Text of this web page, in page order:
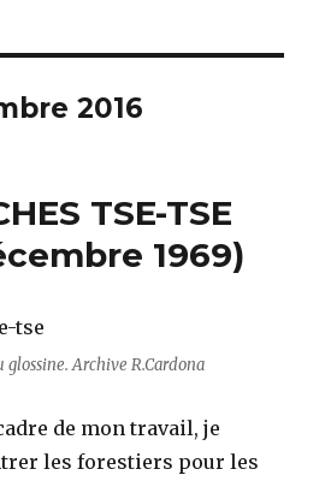
2016
TSE-TSE
1969)
glossine. Archive R.Cardona
de mon travail, je
les forestiers pour les